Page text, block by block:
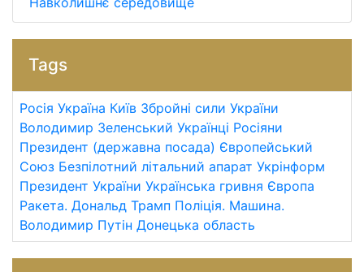
Tags
Росія Україна Київ Збройні сили України
Володимир Зеленський Українці Росіяни
Президент (державна посада) Європейський
Союз Безпілотний літальний апарат Укрінформ
Президент України Українська гривня Європа
Ракета. Дональд Трамп Поліція. Машина.
Володимир Путін Донецька область